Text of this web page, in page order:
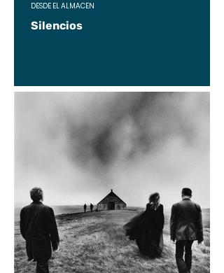
Silencios
DESDE EL ALMACÉN